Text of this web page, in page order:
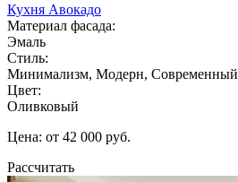
Кухня Авокадо
Материал фасада:
Эмаль
Стиль:
Минимализм, Модерн, Современный
Цвет:
Оливковый
Цена: от 42 000 руб.
Рассчитать